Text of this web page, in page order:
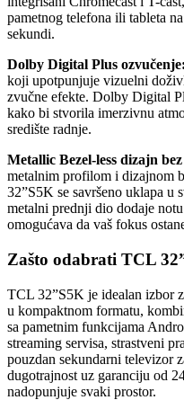
pametnog telefona ili tableta
sekundi.
Dolby Digital Plus ozvučenje:
koji upotpunjuje vizuelni
zvučne efekte. Dolby Digital
kako bi stvorila imerzivnu
središte radnje.
Metallic Bezel-less dizajn
metalnim profilom i dizajnom
32”S5K se savršeno uklapa u
metalni prednji dio dodaje
omogućava da vaš fokus
Zašto odabrati TCL
TCL 32”S5K je idealan izbor
u kompaktnom formatu,
sa pametnim funkcijama
streaming servisa, strastveni
pouzdan sekundarni televizor
dugotrajnost uz garanciju od
nadopunjuje svaki prostor.